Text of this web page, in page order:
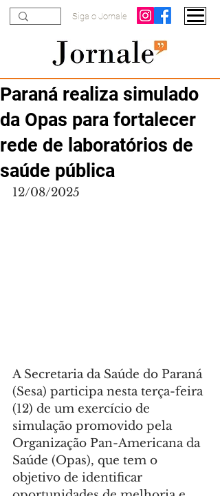
Siga o Jornale
Paraná realiza simulado
da Opas para fortalecer
rede de laboratórios de
saúde pública
12/08/2025
A Secretaria da Saúde do Paraná
(Sesa) participa nesta terça-feira
(12) de um exercício de
simulação promovido pela
Organização Pan-Americana da
Saúde (Opas), que tem o
objetivo de identificar